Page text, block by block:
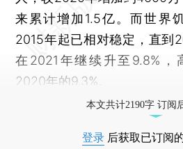
来累计增加1.5亿。而世界
2015年起已相对稳定，直到
在2021年继续升至9.8%，
2020年的9.3%。
本文共计2190字 订阅
登录 后获取已订阅